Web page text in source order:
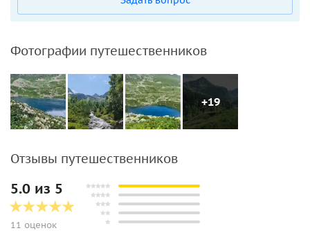
Фотографии путешественников
+19
Отзывы путешественников
5.0 из 5
11 оценок